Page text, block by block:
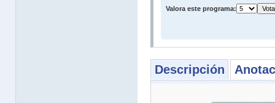
Valora este programa:
Descripción